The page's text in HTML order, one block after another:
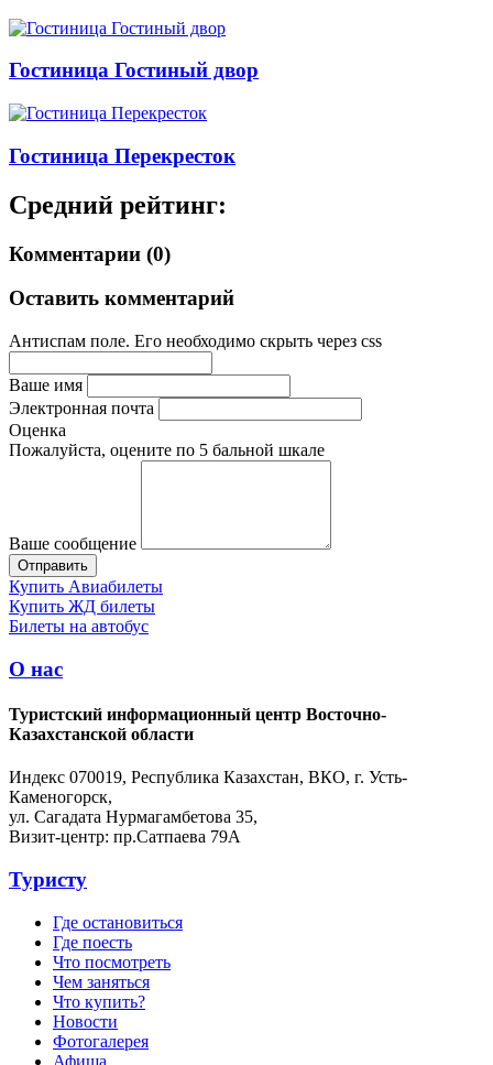
Гостиница Гостиный двор
Гостиница Перекресток
Средний рейтинг:
Комментарии (0)
Оставить комментарий
Антиспам поле. Его необходимо скрыть через css
Ваше имя
Электронная почта
Оценка
Пожалуйста, оцените по 5 бальной шкале
Ваше сообщение
Купить Авиабилеты
Купить ЖД билеты
Билеты на автобус
О нас
Туристский информационный центр Восточно-
Казахстанской области
Индекс 070019, Республика Казахстан, ВКО, г. Усть-
Каменогорск,
ул. Сагадата Нурмагамбетова 35,
Визит-центр: пр.Сатпаева 79А
Туристу
Где остановиться
Где поесть
Что посмотреть
Чем заняться
Что купить?
Новости
Фотогалерея
Афиша